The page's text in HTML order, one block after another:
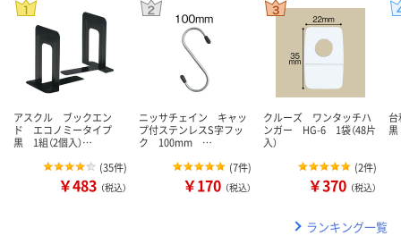
アスクル ブックエン
ド エコノミータイプ
黒 1組（2個入）…
(35件)
￥483 （税込）
ニッサチェイン キャッ
プ付ステンレスS字フッ
ク 100mm …
(7件)
￥170 （税込）
クルーズ ワンタッチハ
ンガー HG-6 1袋（48片
入）
(2件)
￥370 （税込）
台
黒
ランキング一覧